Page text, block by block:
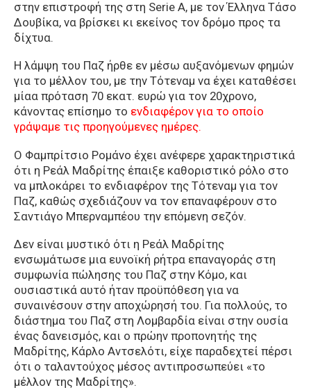
στην επιστροφή της στη Serie A, με τον Έλληνα Τάσο
Δουβίκα, να βρίσκει κι εκείνος τον δρόμο προς τα
δίχτυα.
Η λάμψη του Παζ ήρθε εν μέσω αυξανόμενων φημών
για το μέλλον του, με την Τότεναμ να έχει καταθέσει
μίαα πρόταση 70 εκατ. ευρώ για τον 20χρονο,
κάνοντας επίσημο το ενδιαφέρον για το οποίο
γράψαμε τις προηγούμενες ημέρες.
Ο Φαμπρίτσιο Ρομάνο έχει ανέφερε χαρακτηριστικά
ότι η Ρεάλ Μαδρίτης έπαιξε καθοριστικό ρόλο στο
να μπλοκάρει το ενδιαφέρον της Τότεναμ για τον
Παζ, καθώς σχεδιάζουν να τον επαναφέρουν στο
Σαντιάγο Μπερναμπέου την επόμενη σεζόν.
Δεν είναι μυστικό ότι η Ρεάλ Μαδρίτης
ενσωμάτωσε μια ευνοϊκή ρήτρα επαναγοράς στη
συμφωνία πώλησης του Παζ στην Κόμο, και
ουσιαστικά αυτό ήταν προϋπόθεση για να
συναινέσουν στην αποχώρησή του. Για πολλούς, το
διάστημα του Παζ στη Λομβαρδία είναι στην ουσία
ένας δανεισμός, και ο πρώην προπονητής της
Μαδρίτης, Κάρλο Αντσελότι, είχε παραδεχτεί πέρσι
ότι ο ταλαντούχος μέσος αντιπροσωπεύει «το
μέλλον της Μαδρίτης».